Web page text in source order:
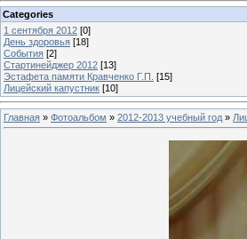
Categories
1 сентября 2012 [0]
День здоровья [18]
События [2]
Стартинейджер 2012 [13]
Эстафета памяти Кравченко Г.П. [15]
Лицейский капустник [10]
Главная » Фотоальбом » 2012-2013 учебный год »